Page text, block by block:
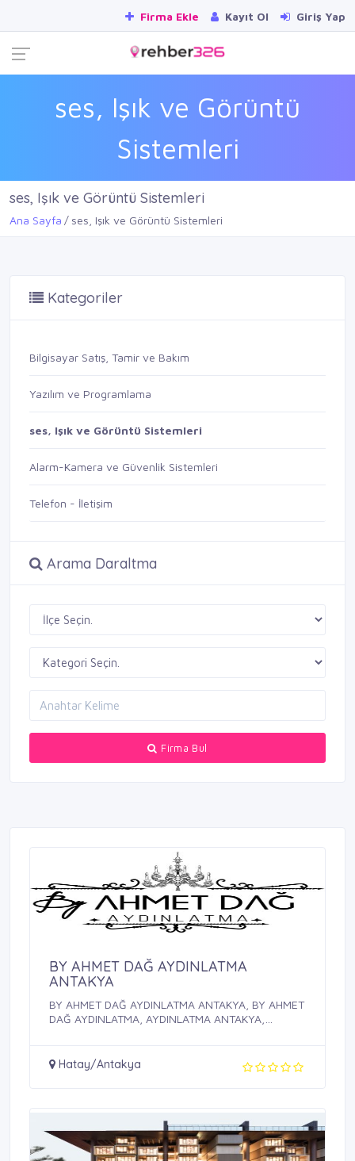
Firma Ekle Kayıt Ol Giriş Yap
ses, Işık ve Görüntü
Sistemleri
ses, Işık ve Görüntü Sistemleri
Ana Sayfa ses, Işık ve Görüntü Sistemleri
Kategoriler
Bilgisayar Satış, Tamir ve Bakım
Yazılım ve Programlama
ses, Işık ve Görüntü Sistemleri
Alarm-Kamera ve Güvenlik Sistemleri
Telefon - İletişim
Arama Daraltma
Firma Bul
BY AHMET DAĞ AYDINLATMA
ANTAKYA
BY AHMET DAĞ AYDINLATMA ANTAKYA, BY AHMET
DAĞ AYDINLATMA, AYDINLATMA ANTAKYA,
Hatay/Antakya